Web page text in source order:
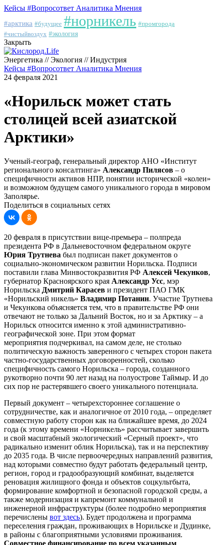
Кейсы #Вопросответ Аналитика Мнения
#арктика #будущее #норникель #промгорода
#чистыйвоздух #экология
Закрыть
Энергетика // Экология // Индустрия
Кейсы #Вопросответ Аналитика Мнения
24 февраля 2021
«Норильск может стать
столицей всей азиатской
Арктики»
Ученый-географ, генеральный директор АНО «Институт
регионального консалтинга» Александр Пилясов – о
специфичности активов НПР, понятии исторической «колеи»
и возможном будущем самого уникального города в мировом
Заполярье.
Поделиться в социальных сетях
20 февраля в присутствии вице-премьера – полпреда
президента РФ в Дальневосточном федеральном округе
Юрия Трутнева был подписан пакет документов о
социально-экономическом развитии Норильска. Подписи
поставили глава Минвостокразвития РФ Алексей Чекунков,
губернатор Красноярского края Александр Усс, мэр
Норильска Дмитрий Карасев и президент ПАО ГМК
«Норильский никель» Владимир Потанин. Участие Трутнева
и Чекункова объясняется тем, что в правительстве РФ они
отвечают не только за Дальний Восток, но и за Арктику – а
Норильск относится именно к этой административно-
географической зоне. При этом формат
мероприятия подчеркивал, на самом деле, не столько
политическую важность заверенного с четырех сторон пакета
частно-государственных договоренностей, сколько
специфичность самого Норильска – города, созданного
рукотворно почти 90 лет назад на полуострове Таймыр. И до
сих пор не растерявшего своего уникального потенциала.
Первый документ – четырехстороннее соглашение о
сотрудничестве, как и аналогичное от 2010 года, – определяет
совместную работу сторон как на ближайшее время, до 2024
года (к этому времени «Норникель» рассчитывает завершить
и свой масштабный экологический «Серный проект», что
радикально изменит облик Норильска), так и на перспективу
до 2035 года. В числе первоочередных направлений развития,
над которыми совместно будут работать федеральный центр,
регион, город и градообразующий комбинат, выделяется
реновация жилищного фонда и объектов соцкультбыта,
формирование комфортной и безопасной городской среды, а
также модернизация и капремонт коммунальной и
инженерной инфраструктуры (более подробно мероприятия
перечислены вот здесь). Будет продолжена и программа
переселения граждан, проживающих в Норильске и Дудинке,
в районы с благоприятными условиями проживания.
Совместное финансирование по всем указанным